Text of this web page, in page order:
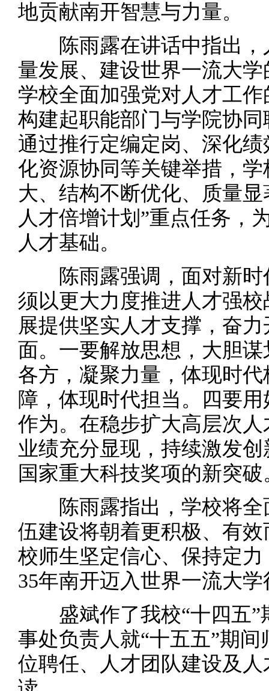
地贡献南开智慧与力量。
陈雨露在讲话中指出，
量发展、建设世界一流大
学校全面加强党对人才工
构建起职能部门与学院协
通过推行定编定岗、深化
化资源协同等关键举措，
大、结构不断优化、质量
人才倍增计划”重点任务，
人才基础。
陈雨露强调，面对新时
须以更大力度推进人才强
展提供坚实人才支撑，奋
面。一要解放思想，大胆
各方，凝聚力量，体现时
障，体现时代担当。四要
作为。在稳步扩大高层次
业绩充分显现，持续激发
国家重大科技奖项的新突破
陈雨露指出，学校将全
伍建设将朝着更积极、有
校师生坚定信心、保持定
35年南开迈入世界一流大
盛斌作了我校“十四五”
事处负责人就“十五五”期
位聘任、人才团队建设及